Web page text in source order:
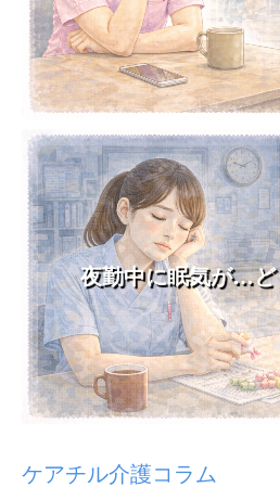
夜勤中に眠気が…ど
ケアチル介護コラム